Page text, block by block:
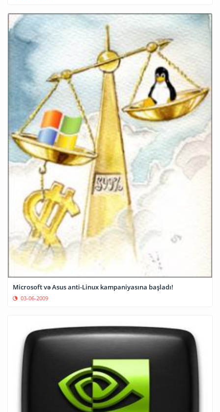
Microsoft və Asus anti-Linux kampaniyasına başladı!
03-06-2009